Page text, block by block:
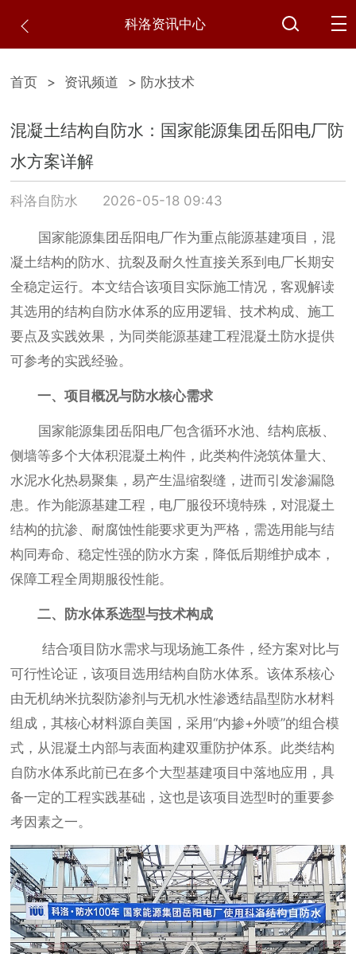
科洛资讯中心
首页 > 资讯频道 > 防水技术
混凝土结构自防水：国家能源集团岳阳电厂防
水方案详解
科洛自防水 2026-05-18 09:43
国家能源集团岳阳电厂作为重点能源基建项目，混
凝土结构的防水、抗裂及耐久性直接关系到电厂长期安
全稳定运行。本文结合该项目实际施工情况，客观解读
其选用的结构自防水体系的应用逻辑、技术构成、施工
要点及实践效果，为同类能源基建工程混凝土防水提供
可参考的实践经验。
一、项目概况与防水核心需求
国家能源集团岳阳电厂包含循环水池、结构底板、
侧墙等多个大体积混凝土构件，此类构件浇筑体量大、
水泥水化热易聚集，易产生温缩裂缝，进而引发渗漏隐
患。作为能源基建工程，电厂服役环境特殊，对混凝土
结构的抗渗、耐腐蚀性能要求更为严格，需选用能与结
构同寿命、稳定性强的防水方案，降低后期维护成本，
保障工程全周期服役性能。
二、防水体系选型与技术构成
结合项目防水需求与现场施工条件，经方案对比与
可行性论证，该项目选用结构自防水体系。该体系核心
由无机纳米抗裂防渗剂与无机水性渗透结晶型防水材料
组成，其核心材料源自美国，采用“内掺+外喷”的组合模
式，从混凝土内部与表面构建双重防护体系。此类结构
自防水体系此前已在多个大型基建项目中落地应用，具
备一定的工程实践基础，这也是该项目选型时的重要参
考因素之一。